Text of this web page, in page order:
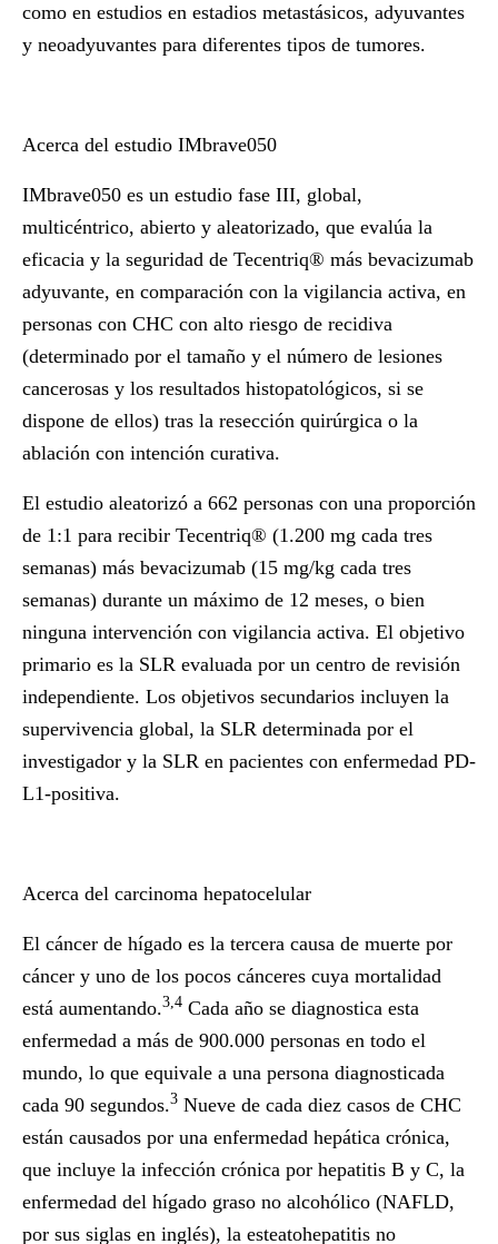
como en estudios en estadios metastásicos, adyuvantes
y neoadyuvantes para diferentes tipos de tumores.
Acerca del estudio IMbrave050
IMbrave050 es un estudio fase III, global,
multicéntrico, abierto y aleatorizado, que evalúa la
eficacia y la seguridad de Tecentriq® más bevacizumab
adyuvante, en comparación con la vigilancia activa, en
personas con CHC con alto riesgo de recidiva
(determinado por el tamaño y el número de lesiones
cancerosas y los resultados histopatológicos, si se
dispone de ellos) tras la resección quirúrgica o la
ablación con intención curativa.
El estudio aleatorizó a 662 personas con una proporción
de 1:1 para recibir Tecentriq® (1.200 mg cada tres
semanas) más bevacizumab (15 mg/kg cada tres
semanas) durante un máximo de 12 meses, o bien
ninguna intervención con vigilancia activa. El objetivo
primario es la SLR evaluada por un centro de revisión
independiente. Los objetivos secundarios incluyen la
supervivencia global, la SLR determinada por el
investigador y la SLR en pacientes con enfermedad PD-
L1-positiva.
Acerca del carcinoma hepatocelular
El cáncer de hígado es la tercera causa de muerte por
cáncer y uno de los pocos cánceres cuya mortalidad
está aumentando.3,4 Cada año se diagnostica esta
enfermedad a más de 900.000 personas en todo el
mundo, lo que equivale a una persona diagnosticada
cada 90 segundos.3 Nueve de cada diez casos de CHC
están causados por una enfermedad hepática crónica,
que incluye la infección crónica por hepatitis B y C, la
enfermedad del hígado graso no alcohólico (NAFLD,
por sus siglas en inglés), la esteatohepatitis no